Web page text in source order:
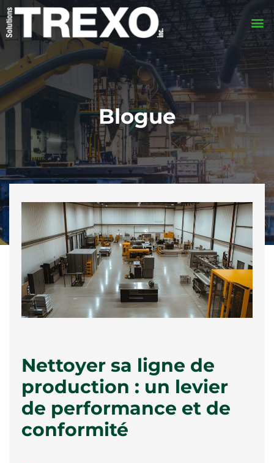
Blogue
Nettoyer sa ligne de
production : un levier
de performance et de
conformité